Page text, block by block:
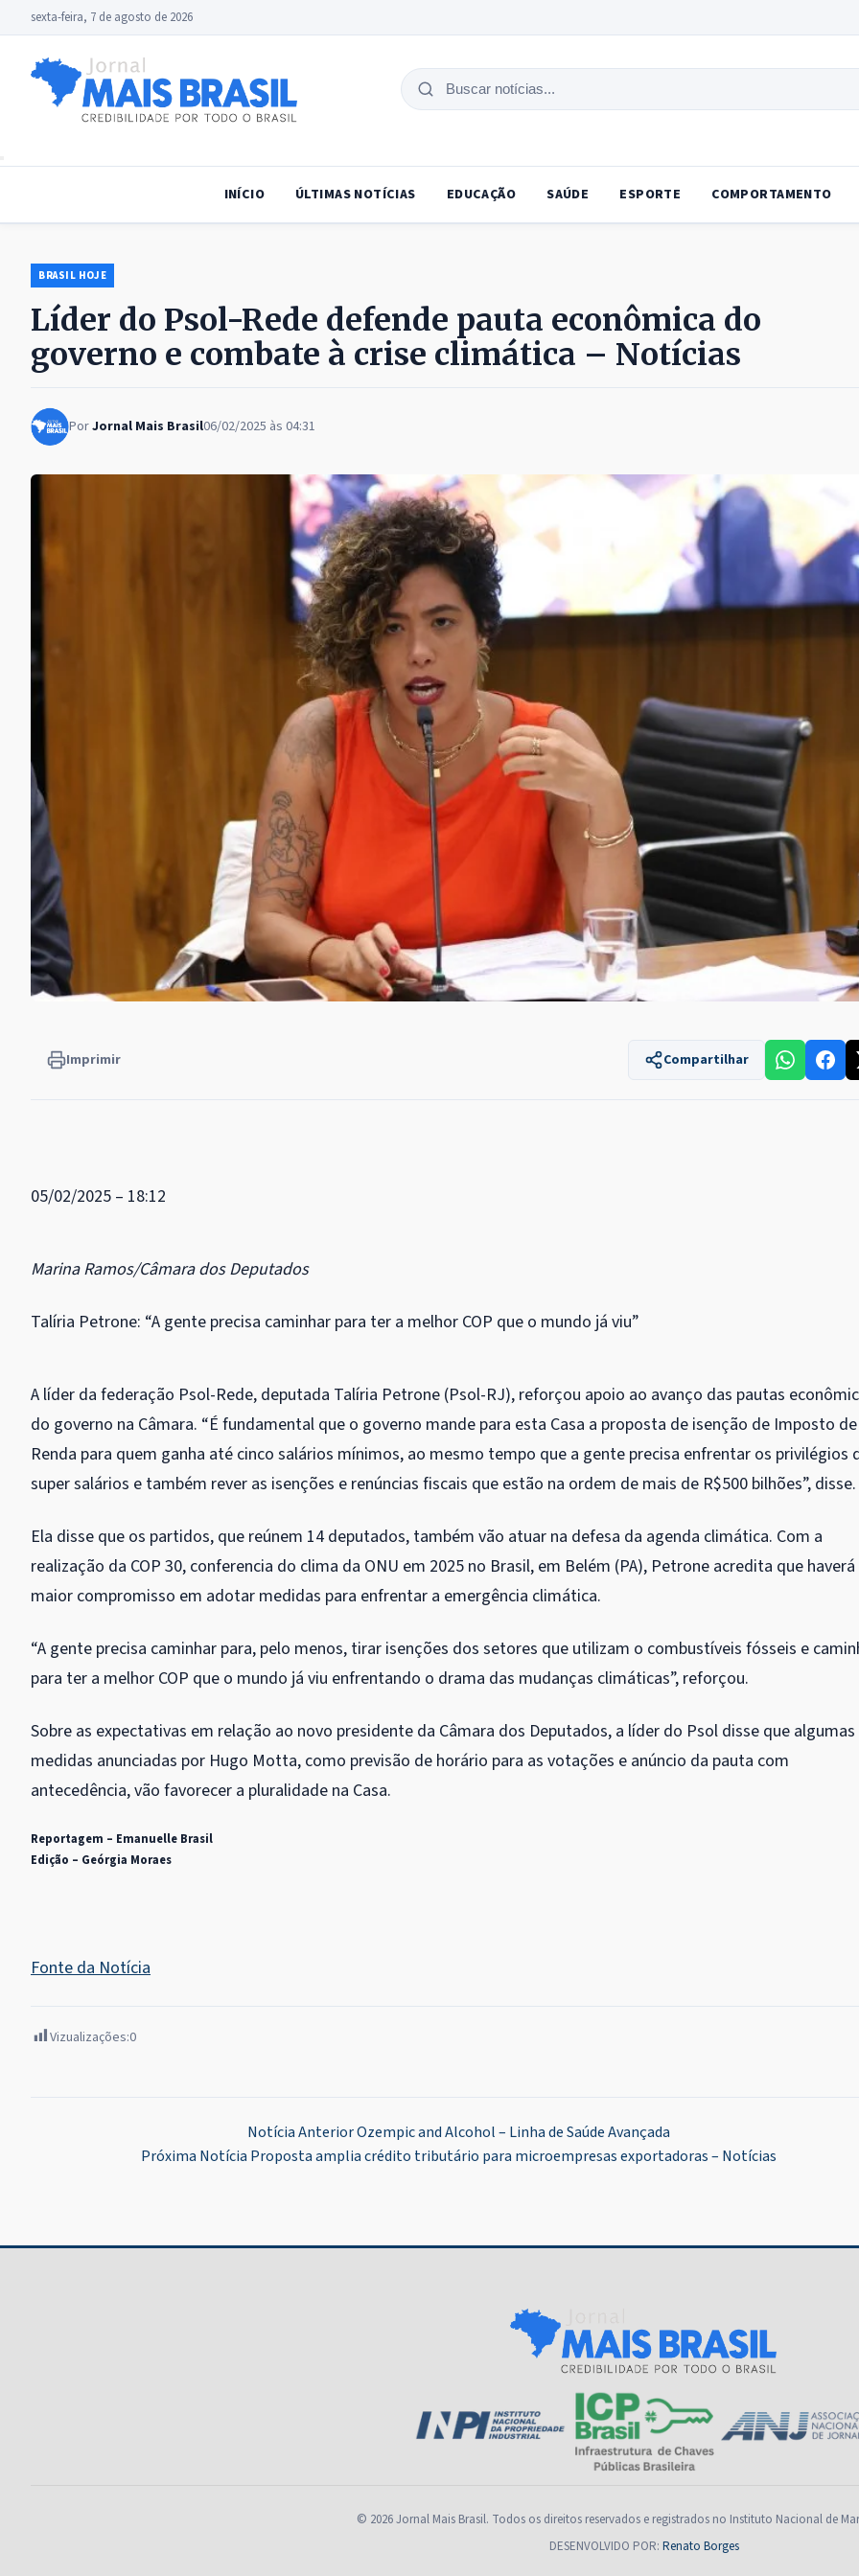
sexta-feira, 7 de agosto de 2026
Buscar
INÍCIO ÚLTIMAS NOTÍCIAS EDUCAÇÃO SAÚDE ESPORTE COMPORTAMENTO
BRASIL HOJE
Líder do Psol-Rede defende pauta econômica do
governo e combate à crise climática – Notícias
PorJornal Mais Brasil06/02/2025 às 04:31
Imprimir Compartilhar
05/02/2025 – 18:12
Marina Ramos/Câmara dos Deputados
Talíria Petrone: “A gente precisa caminhar para ter a melhor COP que o mundo já viu”
A líder da federação Psol-Rede, deputada Talíria Petrone (Psol-RJ), reforçou apoio ao avanço das pautas
do governo na Câmara. “É fundamental que o governo mande para esta Casa a proposta de isenção de Imposto de
Renda para quem ganha até cinco salários mínimos, ao mesmo tempo que a gente precisa enfrentar os privilégios
super salários e também rever as isenções e renúncias fiscais que estão na ordem de mais de R$500 bilhões”, disse.
Ela disse que os partidos, que reúnem 14 deputados, também vão atuar na defesa da agenda climática. Com a
realização da COP 30, conferencia do clima da ONU em 2025 no Brasil, em Belém (PA), Petrone acredita que haverá
maior compromisso em adotar medidas para enfrentar a emergência climática.
“A gente precisa caminhar para, pelo menos, tirar isenções dos setores que utilizam o combustíveis fósseis e
para ter a melhor COP que o mundo já viu enfrentando o drama das mudanças climáticas”, reforçou.
Sobre as expectativas em relação ao novo presidente da Câmara dos Deputados, a líder do Psol disse que algumas
medidas anunciadas por Hugo Motta, como previsão de horário para as votações e anúncio da pauta com
antecedência, vão favorecer a pluralidade na Casa.
Reportagem – Emanuelle Brasil
Edição – Geórgia Moraes
Fonte da Notícia
Vizualizações:0
Notícia AnteriorOzempic and Alcohol – Linha de Saúde Avançada
Próxima Notícia Proposta amplia crédito tributário para microempresas exportadoras – Notícias
© 2026 Jornal Mais Brasil. Todos os direitos reservados e registrados no Instituto Nacional de
DESENVOLVIDO POR: Renato Borges